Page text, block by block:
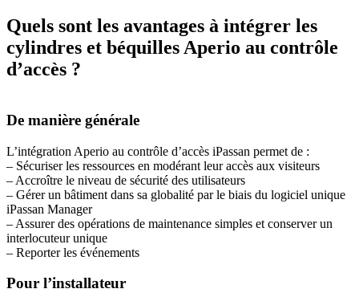
Quels sont les avantages à intégrer les
cylindres et béquilles Aperio au contrôle
d’accès ?
De manière générale
L’intégration Aperio au contrôle d’accès iPassan permet de :
– Sécuriser les ressources en modérant leur accès aux visiteurs
– Accroître le niveau de sécurité des utilisateurs
– Gérer un bâtiment dans sa globalité par le biais du logiciel unique
iPassan Manager
– Assurer des opérations de maintenance simples et conserver un
interlocuteur unique
– Reporter les événements
Pour l’installateur